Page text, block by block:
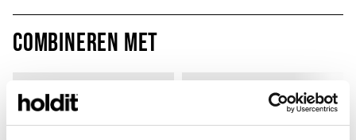
Combineren met
MagSafe Fit